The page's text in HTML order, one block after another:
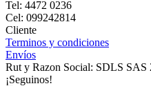
Tel: 4472 0236
Cel: 099242814
Cliente
Terminos y condiciones
Envíos
Rut y Razon Social: SDLS SAS
¡Seguinos!